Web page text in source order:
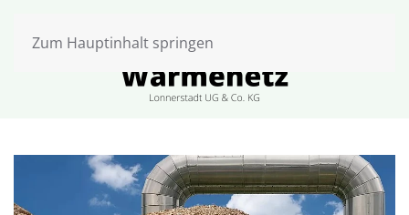
Zum Hauptinhalt springen